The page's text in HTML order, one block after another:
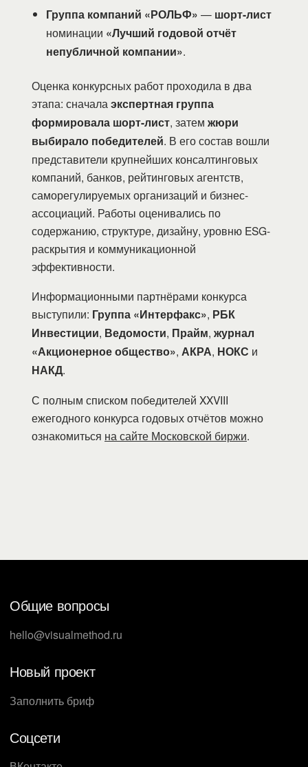
Группа компаний «РОЛЬФ» — шорт-лист
номинации «Лучший годовой отчёт
непубличной компании».
Оценка конкурсных работ проходила в два
этапа: сначала экспертная группа
формировала шорт-лист, затем жюри
выбирало победителей. В его состав вошли
представители крупнейших консалтинговых
компаний, банков, рейтинговых агентств,
саморегулируемых организаций и бизнес-
ассоциаций. Работы оценивались по
содержанию, структуре, дизайну, уровню ESG-
раскрытия и коммуникационной
эффективности.
Информационными партнёрами конкурса
выступили: Группа «Интерфакс», РБК
Инвестиции, Ведомости, Прайм, журнал
«Акционерное общество», АКРА, НОКС и
НАКД.
С полным списком победителей XXVIII
ежегодного конкурса годовых отчётов можно
ознакомиться на сайте Московской биржи.
Общие вопросы
hello@visualmethod.ru
Новый проект
Заполнить бриф
Соцсети